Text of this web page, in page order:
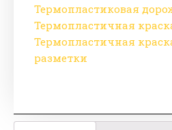
Термопластиковая
Термопластичная
Термопластичная
разметки